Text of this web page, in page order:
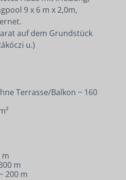
9 x 6 m x 2,0m,
auf dem Grundstück
u.)
Terrasse/Balkon ~ 160
m
m
200 m